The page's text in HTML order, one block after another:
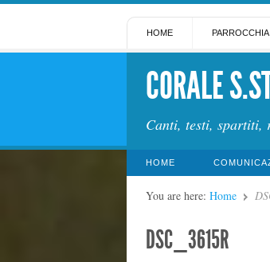
HOME PARROCCHIA
CORALE
Canti, testi, spartiti,
HOME
You are here: Home
DSC_3615R